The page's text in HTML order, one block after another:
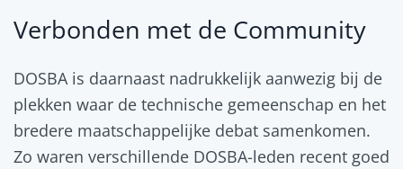
Verbonden met de Community
DOSBA is daarnaast nadrukkelijk aanwezig bij de
plekken waar de technische gemeenschap en het
bredere maatschappelijke debat samenkomen.
Zo waren verschillende DOSBA-leden recent goed